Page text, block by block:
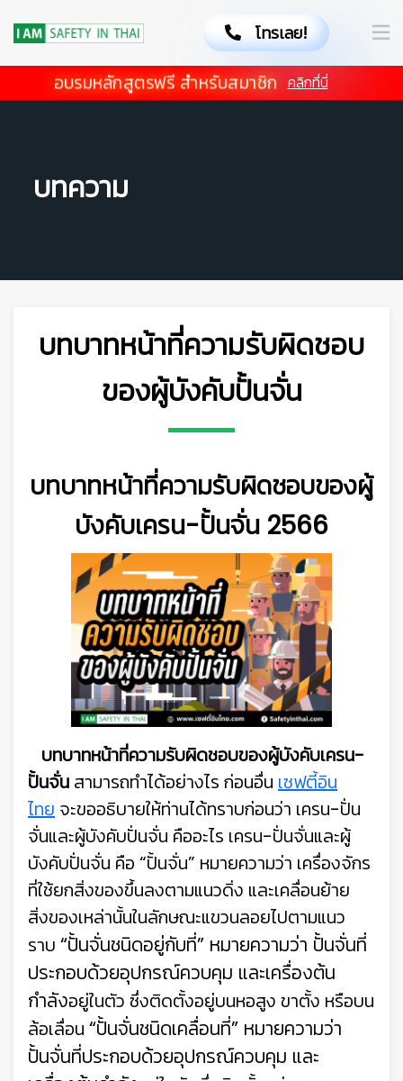
โทรเลย!
อบรมหลักสูตรฟรี สำหรับสมาชิก คลิกที่นี่
👷
บทความ
บทบาทหน้าที่ความรับผิดชอบ
ของผู้บังคับปั้นจั่น
บทบาทหน้าที่ความรับผิดชอบของผู้
บังคับเครน-ปั้นจั่น 2566
บทบาทหน้าที่ความรับผิดชอบของผู้บังคับเครน-
ปั้นจั่น สามารถทำได้อย่างไร ก่อนอื่น เซฟตี้อิน
ไทย จะขออธิบายให้ท่านได้ทราบก่อนว่า เครน-ปั่น
จั่นและผู้บังคับปั่นจั่น คืออะไร เครน-ปั่นจั่นและผู้
บังคับปั่นจั่น คือ “ปั้นจั่น” หมายความว่า เครื่องจักร
ที่ใช้ยกสิ่งของขึ้นลงตามแนวดิ่ง และเคลื่อนย้าย
สิ่งของเหล่านั้นในลักษณะแขวนลอยไปตามแนว
ราบ “ปั้นจั่นชนิดอยู่กับที่” หมายความว่า ปั้นจั่นที่
ประกอบด้วยอุปกรณ์ควบคุม และเครื่องต้น
กำลังอยู่ในตัว ซึ่งติดตั้งอยู่บนหอสูง ขาตั้ง หรือบน
ล้อเลื่อน “ปั้นจั่นชนิดเคลื่อนที่” หมายความว่า
ปั้นจั่นที่ประกอบด้วยอุปกรณ์ควบคุม และ